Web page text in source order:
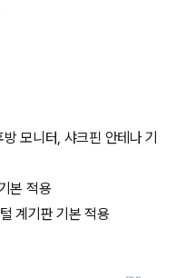
모니터, 샤크핀 안테나 기
본 적용
계기판 기본 적용